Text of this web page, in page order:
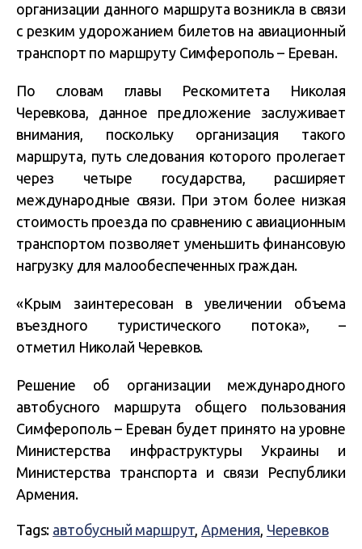
организации данного маршрута возникла в связи
с резким удорожанием билетов на авиационный
транспорт по маршруту Симферополь – Ереван.
По словам главы Рескомитета Николая
Черевкова, данное предложение заслуживает
внимания, поскольку организация такого
маршрута, путь следования которого пролегает
через четыре государства, расширяет
международные связи. При этом более низкая
стоимость проезда по сравнению с авиационным
транспортом позволяет уменьшить финансовую
нагрузку для малообеспеченных граждан.
«Крым заинтересован в увеличении объема
въездного туристического потока», –
отметил Николай Черевков.
Решение об организации международного
автобусного маршрута общего пользования
Симферополь – Ереван будет принято на уровне
Министерства инфраструктуры Украины и
Министерства транспорта и связи Республики
Армения.
Tags: автобусный маршрут,Армения, Черевков